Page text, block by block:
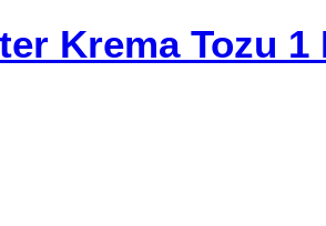
Krema Tozu 1